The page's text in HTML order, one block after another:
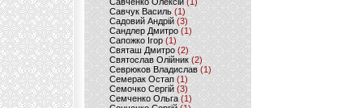
Савчук Василь (1)
Садовий Андрій (3)
Сандлер Дмитро(1)
Сапожко Ігор(1)
Святаш Дмитро (2)
Святослав Олійник (2)
Севрюков Владислав (1)
Семерак Остап (1)
Семочко Сергій (3)
Семченко Ольга (1)